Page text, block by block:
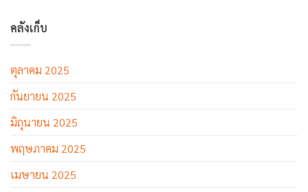
คลังเก็บ
ตุลาคม 2025
กันยายน 2025
มิถุนายน 2025
พฤษภาคม 2025
เมษายน 2025